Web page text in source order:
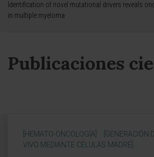
Identification of novel mutational drivers reveals
in multiple myeloma
Publicaciones
[HEMATO-ONCOLOGÍA]
[GENERACIÓN
VIVO MEDIANTE CÉLULAS MADRE]